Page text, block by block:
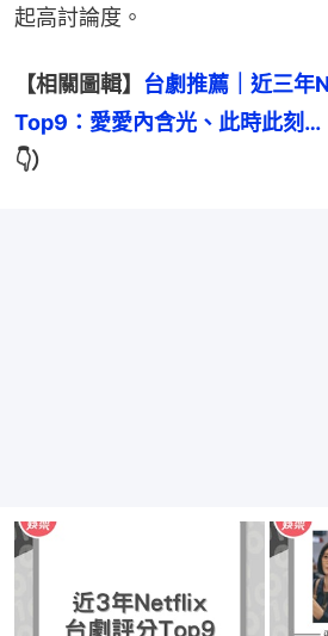
起高討論度。
【相關圖輯】 台劇推薦｜近三年
Top9：愛愛內含光、此時此刻…
👇）